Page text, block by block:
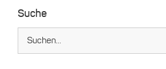
Suche